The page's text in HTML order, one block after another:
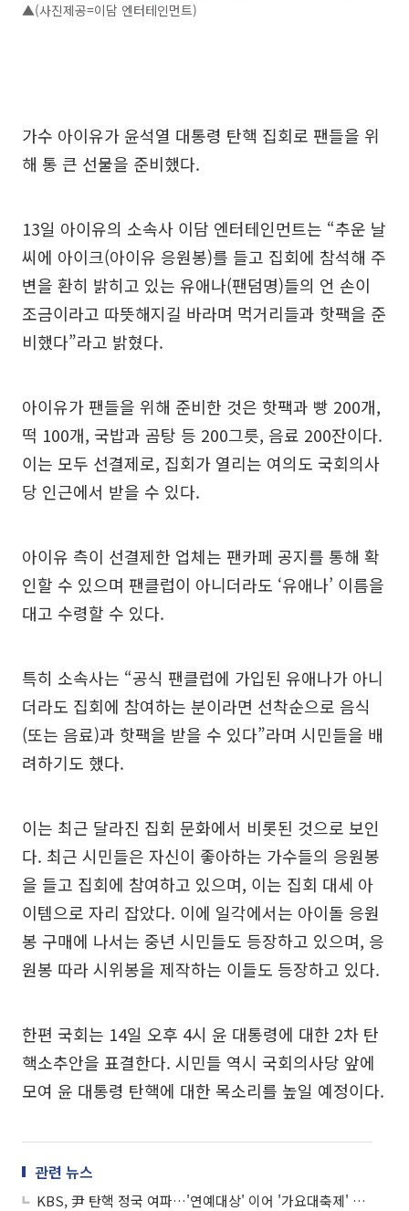
▲(사진제공=이담 엔터테인먼트)
가수 아이유가 윤석열 대통령 탄핵 집회로 팬들을 위
해 통 큰 선물을 준비했다.
13일 아이유의 소속사 이담 엔터테인먼트는 “추운 날
씨에 아이크(아이유 응원봉)를 들고 집회에 참석해 주
변을 환히 밝히고 있는 유애나(팬덤명)들의 언 손이
조금이라고 따뜻해지길 바라며 먹거리들과 핫팩을 준
비했다”라고 밝혔다.
아이유가 팬들을 위해 준비한 것은 핫팩과 빵 200개,
떡 100개, 국밥과 곰탕 등 200그릇, 음료 200잔이다.
이는 모두 선결제로, 집회가 열리는 여의도 국회의사
당 인근에서 받을 수 있다.
아이유 측이 선결제한 업체는 팬카페 공지를 통해 확
인할 수 있으며 팬클럽이 아니더라도 ‘유애나’ 이름을
대고 수령할 수 있다.
특히 소속사는 “공식 팬클럽에 가입된 유애나가 아니
더라도 집회에 참여하는 분이라면 선착순으로 음식
(또는 음료)과 핫팩을 받을 수 있다”라며 시민들을 배
려하기도 했다.
이는 최근 달라진 집회 문화에서 비롯된 것으로 보인
다. 최근 시민들은 자신이 좋아하는 가수들의 응원봉
을 들고 집회에 참여하고 있으며, 이는 집회 대세 아
이템으로 자리 잡았다. 이에 일각에서는 아이돌 응원
봉 구매에 나서는 중년 시민들도 등장하고 있으며, 응
원봉 따라 시위봉을 제작하는 이들도 등장하고 있다.
한편 국회는 14일 오후 4시 윤 대통령에 대한 2차 탄
핵소추안을 표결한다. 시민들 역시 국회의사당 앞에
모여 윤 대통령 탄핵에 대한 목소리를 높일 예정이다.
관련 뉴스
KBS, 尹 탄핵 정국 여파…'연예대상' 이어 '가요대축제' 레드카펫 취소